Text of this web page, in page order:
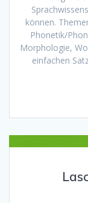
können.
Phonetik/
Morphologie,
einfachen